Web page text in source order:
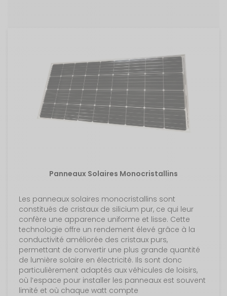
Panneaux Solaires Monocristallins
Les panneaux solaires monocristallins sont
constitués de cristaux de silicium pur, ce qui leur
confère une apparence uniforme et lisse. Cette
technologie offre un rendement élevé grâce à la
conductivité améliorée des cristaux purs,
permettant de convertir une plus grande quantité
de lumière solaire en électricité. Ils sont donc
particulièrement adaptés aux véhicules de loisirs,
où l’espace pour installer les panneaux est souvent
limité et où chaque watt compte